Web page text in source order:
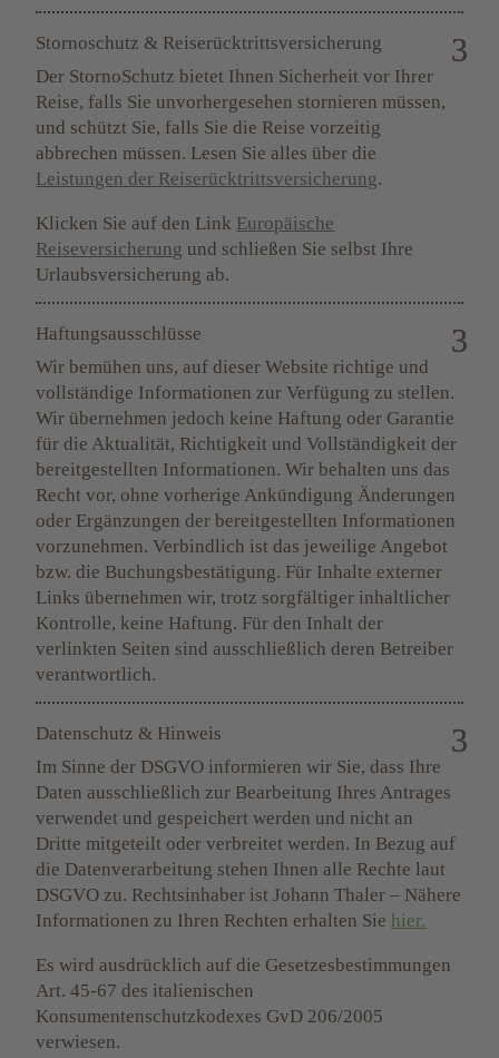
Stornoschutz & Reiserücktrittsversicherung
Der StornoSchutz bietet Ihnen Sicherheit vor Ihrer
Reise, falls Sie unvorhergesehen stornieren müssen,
und schützt Sie, falls Sie die Reise vorzeitig
abbrechen müssen. Lesen Sie alles über die
Leistungen der Reiserücktrittsversicherung.
Klicken Sie auf den Link Europäische
Reiseversicherung und schließen Sie selbst Ihre
Urlaubsversicherung ab.
Haftungsausschlüsse
Wir bemühen uns, auf dieser Website richtige und
vollständige Informationen zur Verfügung zu stellen.
Wir übernehmen jedoch keine Haftung oder Garantie
für die Aktualität, Richtigkeit und Vollständigkeit der
bereitgestellten Informationen. Wir behalten uns das
Recht vor, ohne vorherige Ankündigung Änderungen
oder Ergänzungen der bereitgestellten Informationen
vorzunehmen. Verbindlich ist das jeweilige Angebot
bzw. die Buchungsbestätigung. Für Inhalte externer
Links übernehmen wir, trotz sorgfältiger inhaltlicher
Kontrolle, keine Haftung. Für den Inhalt der
verlinkten Seiten sind ausschließlich deren Betreiber
verantwortlich.
Datenschutz & Hinweis
Im Sinne der DSGVO informieren wir Sie, dass Ihre
Daten ausschließlich zur Bearbeitung Ihres Antrages
verwendet und gespeichert werden und nicht an
Dritte mitgeteilt oder verbreitet werden. In Bezug auf
die Datenverarbeitung stehen Ihnen alle Rechte laut
DSGVO zu. Rechtsinhaber istJohann Thaler – Nähere
Informationen zu Ihren Rechten erhalten Sie hier.
Es wird ausdrücklich auf die Gesetzesbestimmungen
Art. 45-67 des italienischen
Konsumentenschutzkodexes GvD 206/2005
verwiesen.